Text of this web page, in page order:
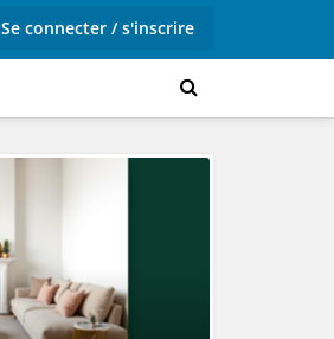
Se connecter / s'inscrire